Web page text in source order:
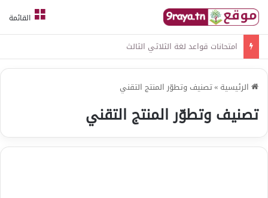
القائمة
امتحانات قواعد لغة الثلاثي الثالث
الرئيسية »تصنيف وتطوّر المنتج التقني
تصنيف وتطوّر المنتج التقني